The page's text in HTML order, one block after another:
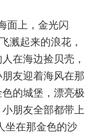
面上，金光闪
溅起来的浪花，
在海边捡贝壳，
友迎着海风在那
的城堡，漂亮极
朋友全部都带上
坐在那金色的沙